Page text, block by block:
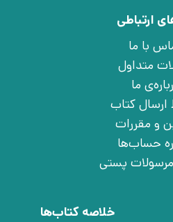
ارتباطی
با ما
متداول
ما
ارسال کتاب
و مقررات
حساب‌ها
پستی
خلاصه کتاب‌ها